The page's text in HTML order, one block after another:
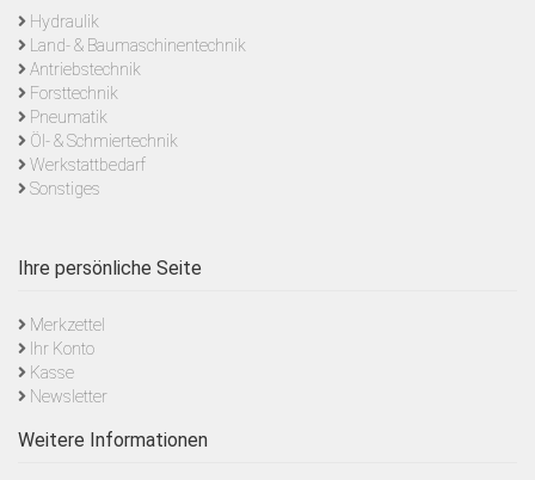
Hydraulik
Land- & Baumaschinentechnik
Antriebstechnik
Forsttechnik
Pneumatik
Öl- & Schmiertechnik
Werkstattbedarf
Sonstiges
Ihre persönliche Seite
Merkzettel
Ihr Konto
Kasse
Newsletter
Weitere Informationen